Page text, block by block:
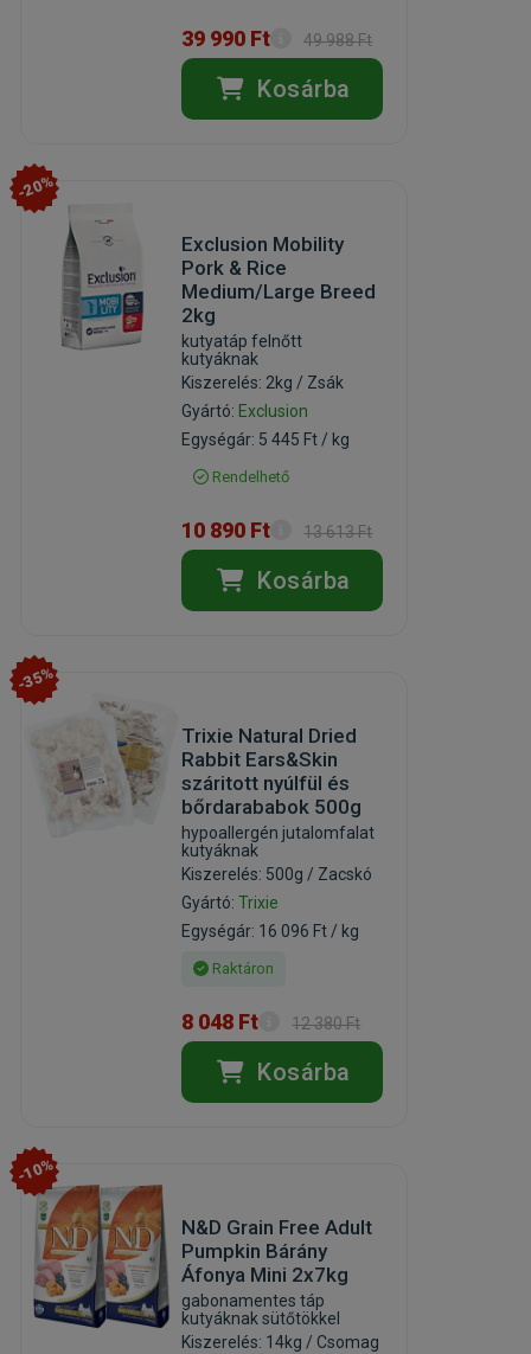
39 990 Ft 49 988 Ft
Kosárba
-20%
Exclusion Mobility
Pork & Rice
Medium/Large Breed
2kg
kutyatáp felnőtt
kutyáknak
Kiszerelés: 2kg / Zsák
Gyártó: Exclusion
Egységár: 5 445 Ft / kg
Rendelhető
10 890 Ft 13 613 Ft
Kosárba
-35%
Trixie Natural Dried
Rabbit Ears&Skin
száritott nyúlfül és
bőrdarababok 500g
hypoallergén jutalomfalat
kutyáknak
Kiszerelés: 500g / Zacskó
Gyártó:Trixie
Egységár: 16 096 Ft / kg
Raktáron
8 048 Ft 12 380 Ft
Kosárba
-10%
N&D Grain Free Adult
Pumpkin Bárány
Áfonya Mini 2x7kg
gabonamentes táp
kutyáknak sütőtökkel
Kiszerelés: 14kg / Csomag